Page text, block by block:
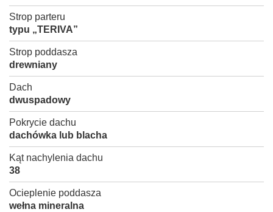
Strop parteru
typu „TERIVA”
Strop poddasza
drewniany
Dach
dwuspadowy
Pokrycie dachu
dachówka lub blacha
Kąt nachylenia dachu
38
Ocieplenie poddasza
wełna mineralna